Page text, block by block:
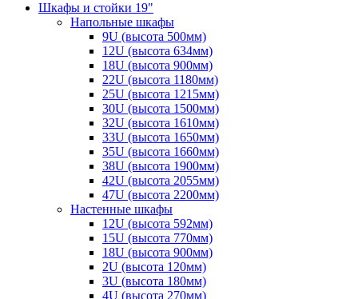
Шкафы и стойки 19"
Напольные шкафы
9U (высота 500мм)
12U (высота 634мм)
18U (высота 900мм)
22U (высота 1180мм)
25U (высота 1215мм)
30U (высота 1500мм)
32U (высота 1610мм)
33U (высота 1650мм)
35U (высота 1660мм)
38U (высота 1900мм)
42U (высота 2055мм)
47U (высота 2200мм)
Настенные шкафы
12U (высота 592мм)
15U (высота 770мм)
18U (высота 900мм)
2U (высота 120мм)
3U (высота 180мм)
4U (высота 270мм)